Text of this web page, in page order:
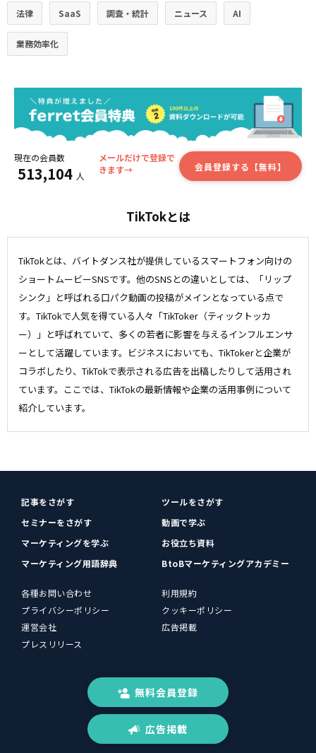
法律 SaaS 調査・統計 ニュース AI
業務効率化
現在の会員数
513,104 人
メールだけで登録で
きます→
会員登録する【無料】
TikTokとは
TikTokとは、バイトダンス社が提供しているスマートフォン向けの
ショートムービーSNSです。他のSNSとの違いとしては、「リップ
シンク」と呼ばれる口パク動画の投稿がメインとなっている点で
す。TikTokで人気を得ている人々「TikToker（ティックトッカ
ー）」と呼ばれていて、多くの若者に影響を与えるインフルエンサ
ーとして活躍しています。ビジネスにおいても、TikTokerと企業が
コラボしたり、TikTokで表示される広告を出稿したりして活用され
ています。ここでは、TikTokの最新情報や企業の活用事例について
紹介しています。
記事をさがす
ツールをさがす
セミナーをさがす
動画で学ぶ
マーケティングを学ぶ
お役立ち資料
マーケティング用語辞典
BtoBマーケティングアカデミー
各種お問い合わせ
利用規約
プライバシーポリシー
クッキーポリシー
運営会社
広告掲載
プレスリリース
無料会員登録
広告掲載